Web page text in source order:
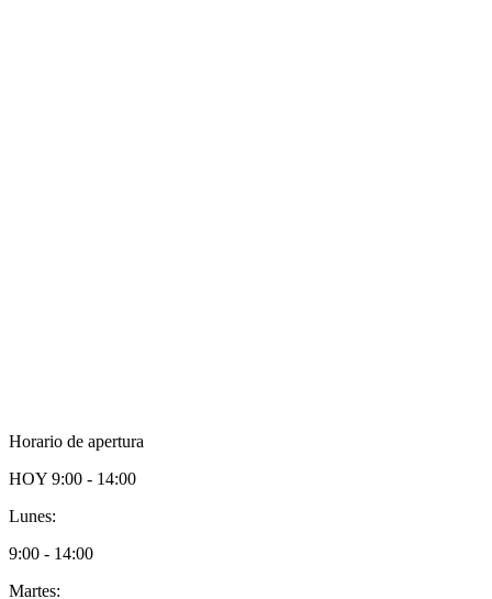
Horario de apertura
HOY 9:00 - 14:00
Lunes:
9:00 - 14:00
Martes: